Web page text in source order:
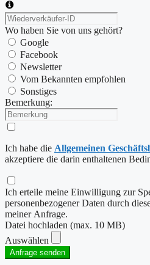
Wo haben Sie von uns gehört?
Google
Facebook
Newsletter
Vom Bekannten empfohlen
Sonstiges
Bemerkung:
Ich habe die Allgemeinen
akzeptiere die darin enthaltenen
Ich erteile meine Einwilligung zur
personenbezogener Daten durch
meiner Anfrage.
Datei hochladen (max. 10 MB)
Auswählen
Anfrage senden